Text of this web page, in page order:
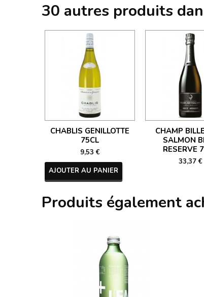
30 autres produits
CHABLIS GENILLOTTE
75CL
9,53 €
AJOUTER AU PANIER
CHAMP
SALMON
RESERVE
33,37 €
Produits également